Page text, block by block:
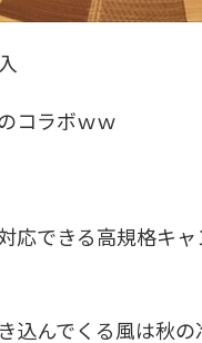
コラボｗｗ
応できる高規格キ
込んでくる風は秋